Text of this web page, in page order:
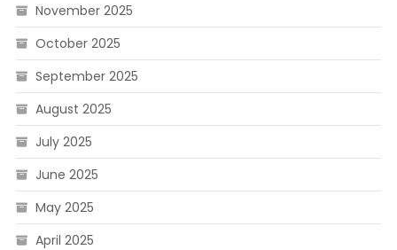
November 2025
October 2025
September 2025
August 2025
July 2025
June 2025
May 2025
April 2025